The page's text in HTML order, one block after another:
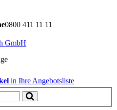
0800 411 11 11
in Ihre Angebotsliste